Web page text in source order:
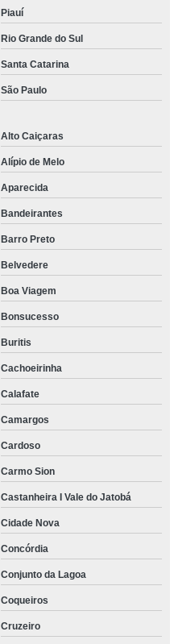
Piauí
Rio Grande do Sul
Santa Catarina
São Paulo
Alto Caiçaras
Alípio de Melo
Aparecida
Bandeirantes
Barro Preto
Belvedere
Boa Viagem
Bonsucesso
Buritis
Cachoeirinha
Calafate
Camargos
Cardoso
Carmo Sion
Castanheira I Vale do Jatobá
Cidade Nova
Concórdia
Conjunto da Lagoa
Coqueiros
Cruzeiro